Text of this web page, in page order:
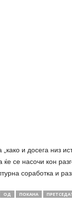
и досега низ
ќе се насочи кон
соработка и
ОД ПОКАНА